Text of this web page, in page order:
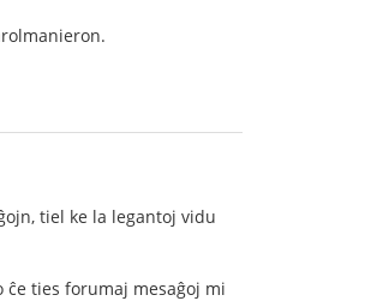
tiel ke la legantoj vidu
ĉe ties forumaj mesaĝoj mi